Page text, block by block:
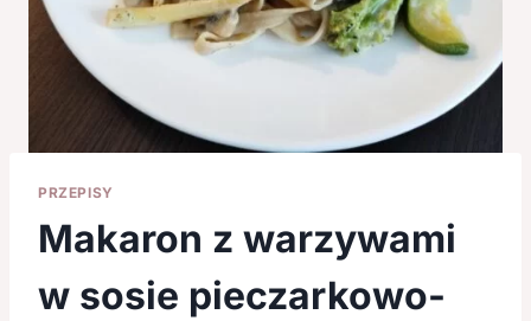
PRZEPISY
Makaron z warzywami
w sosie pieczarkowo-